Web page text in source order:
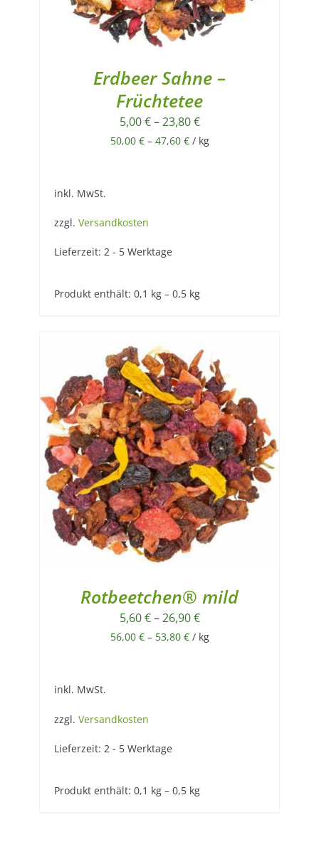
Erdbeer Sahne –
Früchtetee
5,00€–23,80€
50,00 €– 47,60 €/ kg
inkl. MwSt.
zzgl. Versandkosten
Lieferzeit: 2 - 5 Werktage
Produkt enthält: 0,1 kg – 0,5 kg
Rotbeetchen® mild
5,60€–26,90€
56,00 €– 53,80 €/ kg
inkl. MwSt.
zzgl. Versandkosten
Lieferzeit: 2 - 5 Werktage
Produkt enthält: 0,1 kg – 0,5 kg